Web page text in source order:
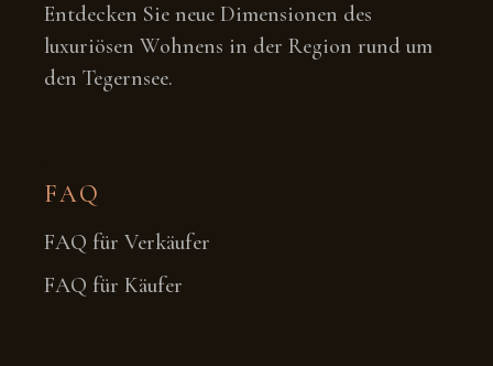
Entdecken Sie neue Dimensionen des
luxuriösen Wohnens in der Region rund um
den Tegernsee.
FAQ
FAQ für Verkäufer
FAQ für Käufer